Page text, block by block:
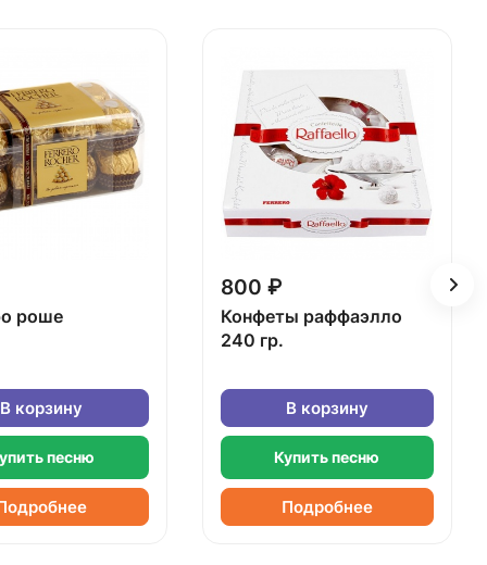
роше
В корзину
песню
800 ₽
Конфеты раффаэлло
240 гр.
В корзину
Купить песню
Подробнее